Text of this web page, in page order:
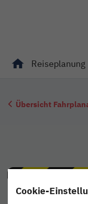
Reiseplanung
Übersicht
Cookie-